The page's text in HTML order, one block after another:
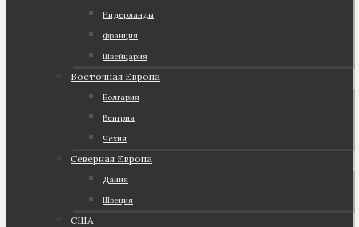
Нидерланды
Франция
Швейцария
Восточная Европа
Болгария
Венгрия
Чехия
Северная Европа
Дания
Швеция
США